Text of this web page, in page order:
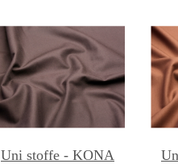
Uni stoffe - KONA